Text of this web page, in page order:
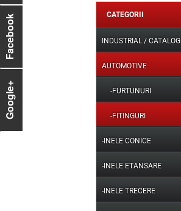
Facebook
Google+
CATEGORII
INDUSTRIAL / CATALOG
AUTOMOTIVE
-FURTUNURI
-FITINGURI
-INELE CONICE
-INELE ETANSARE
-INELE TRECERE